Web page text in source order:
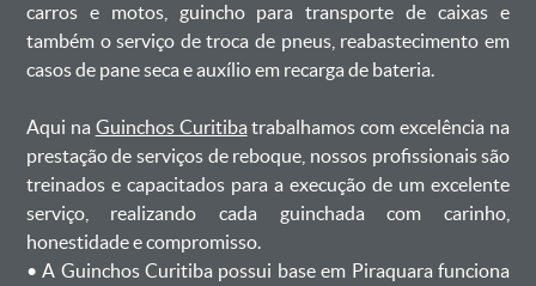
carros e motos, guincho para transporte de caixas e
também o serviço de troca de pneus, reabastecimento em
casos de pane seca e auxílio em recarga de bateria. ㅤㅤ
Aqui na Guinchos Curitiba trabalhamos com excelência na
prestação de serviços de reboque, nossos profissionais são
treinados e capacitados para a execução de um excelente
serviço, realizando cada guinchada com carinho,
honestidade e compromisso.
ㅤㅤ• A Guinchos Curitiba possui base em Piraquara funciona